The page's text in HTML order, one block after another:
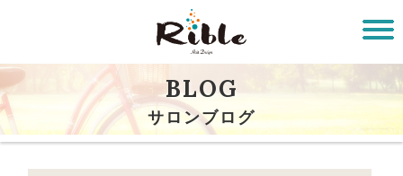
BLOG
サロンブログ